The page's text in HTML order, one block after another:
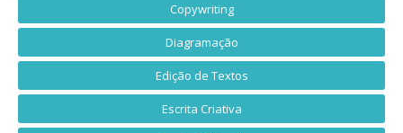
Copywriting
Diagramação
Edição de Textos
Escrita Criativa